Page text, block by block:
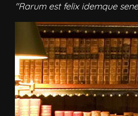
"Rarum est felix idemque